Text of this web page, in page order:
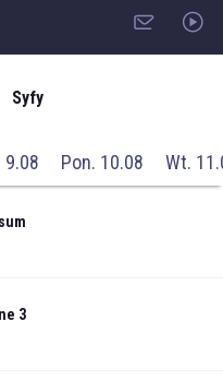
Syfy
9.08 Pon. 10.08 Wt.
3